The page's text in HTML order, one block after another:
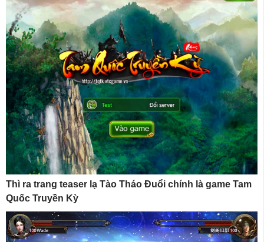
Thì ra trang teaser lạ Tào Tháo Đuổi chính là game Tam
Quốc Truyền Kỳ